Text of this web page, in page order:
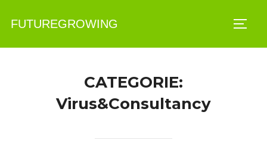
naarFUTUREGROWING
CATEGORIE:
Virus&Consultancy